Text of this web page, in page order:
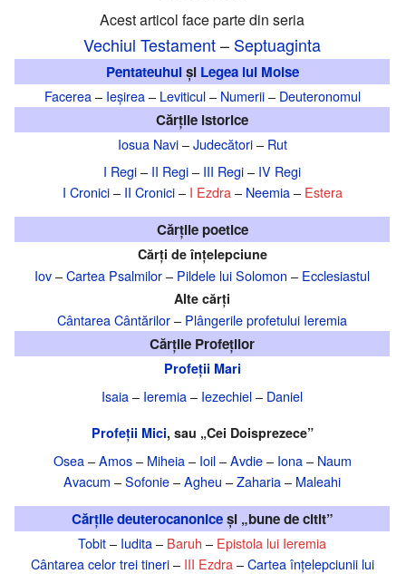
Acest articol face parte din seria
Vechiul Testament– Septuaginta
Pentateuhulși Legea lui Moise
Facerea– Ieșirea– Leviticul– Numerii– Deuteronomul
Cărțile istorice
Iosua Navi–Judecători– Rut
I Regi– II Regi– III Regi– IV Regi
I Cronici– II Cronici– I Ezdra– Neemia– Estera
Cărțile poetice
Cărți de înțelepciune
Iov–Cartea Psalmilor– Pildele lui Solomon – Ecclesiastul
Alte cărți
Cântarea Cântărilor– Plângerile profetului Ieremia
Cărțile Profeților
Profeții Mari
Isaia– Ieremia– Iezechiel– Daniel
Profeții Mici, sau „Cei Doisprezece”
Osea–Amos– Miheia– Ioil–Avdie– Iona– Naum
Avacum –Sofonie–Agheu –Zaharia– Maleahi
Cărțile deuterocanoniceși „bune de citit”
Tobit– Iudita– Baruh – Epistola lui Ieremia
Cântarea celor trei tineri– III Ezdra –Cartea înțelepciunii lui